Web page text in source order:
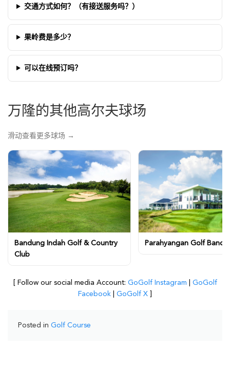
交通方式如何？（有接送服务吗？）
果岭费是多少？
可以在线预订吗？
万隆的其他高尔夫球场
滑动查看更多球场 →
Bandung Indah Golf & Country
Club
Parahyangan Golf
[ Follow our social media Account: GoGolf Instagram
GoGolf
Facebook
GoGolf X
Posted in Golf Course